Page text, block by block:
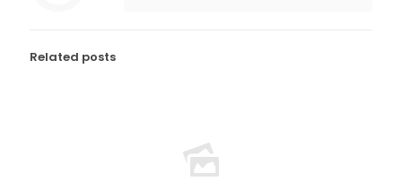
Related posts